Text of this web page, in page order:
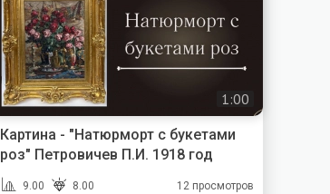
1:00
Картина - "Натюрморт с букетами
роз" Петровичев П.И. 1918 год
9.00
8.00
12 просмотров